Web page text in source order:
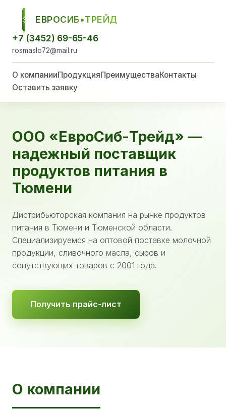
ЕСТ
ЕВРОСИБ•ТРЕЙД
+7 (3452) 69-65-46
rosmaslo72@mail.ru
О компанииПродукцияПреимуществаКонтакты
Оставить заявку
ООО «ЕвроСиб-Трейд» —
надежный поставщик
продуктов питания в
Тюмени
Дистрибьюторская компания на рынке продуктов
питания в Тюмени и Тюменской области.
Специализируемся на оптовой поставке молочной
продукции, сливочного масла, сыров и
сопутствующих товаров с 2001 года.
Получить прайс-лист
О компании